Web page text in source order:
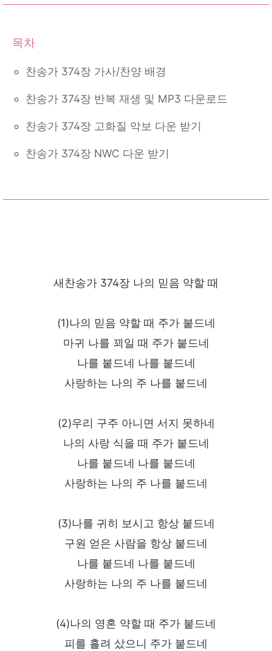
찬송가 374장 가사/찬양 배경
찬송가 374장 반복 재생 및 MP3 다운로드
찬송가 374장 고화질 악보 다운 받기
찬송가 374장 NWC 다운 받기
새찬송가 374장 나의 믿음 약할 때
(1)나의 믿음 약할 때 주가 붙드네
마귀 나를 꾀일 때 주가 붙드네
나를 붙드네 나를 붙드네
사랑하는 나의 주 나를 붙드네
(2)우리 구주 아니면 서지 못하네
나의 사랑 식을 때 주가 붙드네
나를 붙드네 나를 붙드네
사랑하는 나의 주 나를 붙드네
(3)나를 귀히 보시고 항상 붙드네
구원 얻은 사람을 항상 붙드네
나를 붙드네 나를 붙드네
사랑하는 나의 주 나를 붙드네
(4)나의 영혼 약할 때 주가 붙드네
피를 흘려 샀으니 주가 붙드네